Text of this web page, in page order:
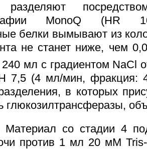
разделяют
MonoQ (HR
белки вымывают из
не станет ниже, чем
мл с градиентом NaCl
7,5 (4 мл/мин, фракция:
в которых
глюкозилтрансферазы,
Материал со стадии 4
против 1 мл 20 мМ